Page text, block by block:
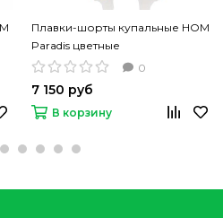
Плавки-шорты купальные HOM
Paradis цветные
0
7 150 руб
В корзину